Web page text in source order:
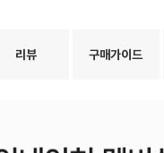
리뷰 구매가이드